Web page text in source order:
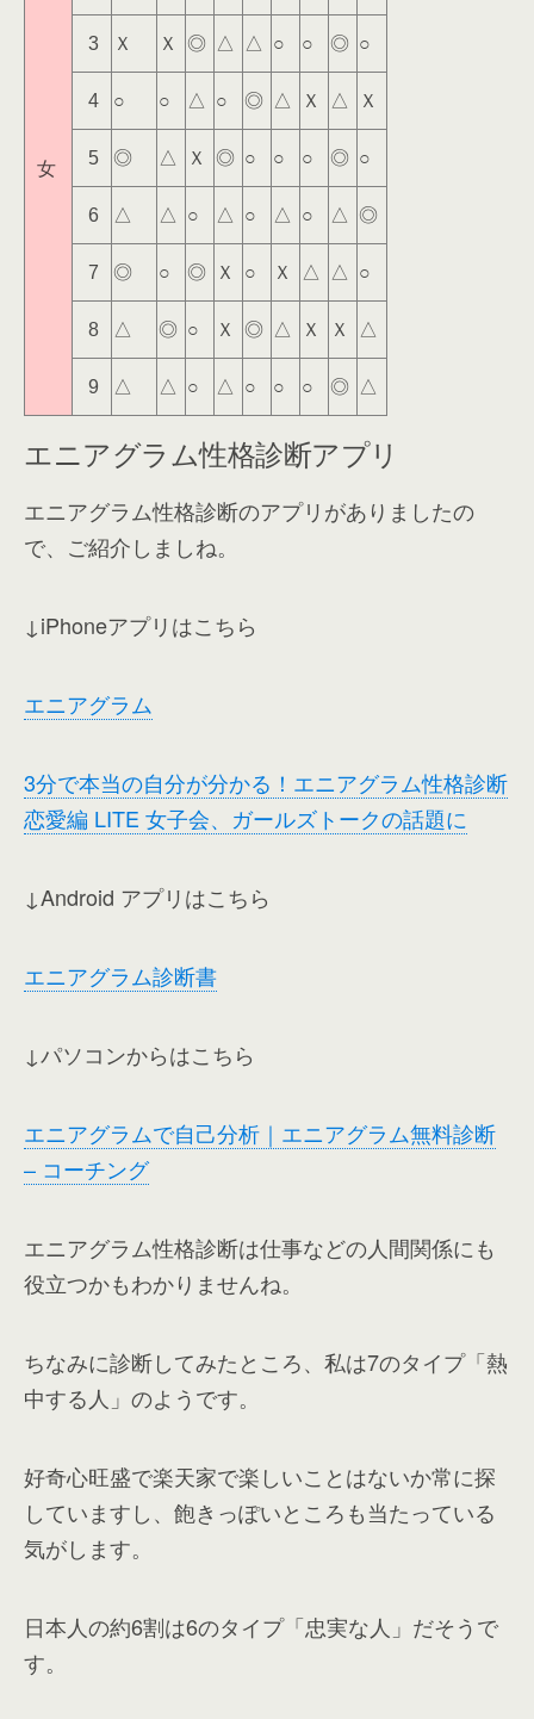
女
3 Ｘ Ｘ ◎ △ △ ○ ○ ◎ ○
4 ○ ○ △ ○ ◎ △ Ｘ △ Ｘ
5 ◎ △ Ｘ ◎ ○ ○ ○ ◎ ○
6 △ △ ○ △ ○ △ ○ △ ◎
7 ◎ ○ ◎ Ｘ ○ Ｘ △ △ ○
8 △ ◎ ○ Ｘ ◎ △ Ｘ Ｘ △
9 △ △ ○ △ ○ ○ ○ ◎ △
エニアグラム性格診断アプリ
エニアグラム性格診断のアプリがありましたの
で、ご紹介しましね。
↓iPhoneアプリはこちら
エニアグラム
3分で本当の自分が分かる！エニアグラム性格診断
恋愛編 LITE 女子会、ガールズトークの話題に
↓Android アプリはこちら
エニアグラム診断書
↓パソコンからはこちら
エニアグラムで自己分析｜エニアグラム無料診断
– コーチング
エニアグラム性格診断は仕事などの人間関係にも
役立つかもわかりませんね。
ちなみに診断してみたところ、私は7のタイプ「熱
中する人」のようです。
好奇心旺盛で楽天家で楽しいことはないか常に探
していますし、飽きっぽいところも当たっている
気がします。
日本人の約6割は6のタイプ「忠実な人」だそうで
す。